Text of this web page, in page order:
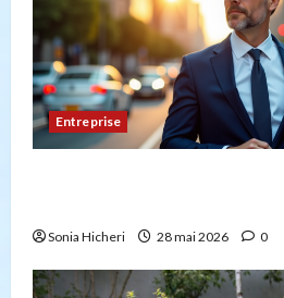
Entreprise
Sonia Hicheri 28 mai 2026 0